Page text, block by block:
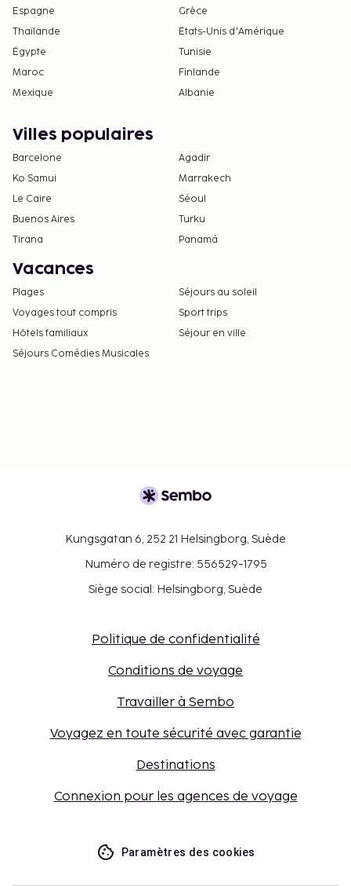
Espagne
Grèce
Thaïlande
États-Unis d'Amérique
Égypte
Tunisie
Maroc
Finlande
Mexique
Albanie
Villes populaires
Barcelone
Agadir
Ko Samui
Marrakech
Le Caire
Séoul
Buenos Aires
Turku
Tirana
Panamá
Vacances
Plages
Séjours au soleil
Voyages tout compris
Sport trips
Hôtels familiaux
Séjour en ville
Séjours Comédies Musicales
Kungsgatan 6, 252 21 Helsingborg, Suède
Numéro de registre: 556529-1795
Siège social: Helsingborg, Suède
Politique de confidentialité
Conditions de voyage
Travailler à Sembo
Voyagez en toute sécurité avec garantie
Destinations
Connexion pour les agences de voyage
Paramètres des cookies